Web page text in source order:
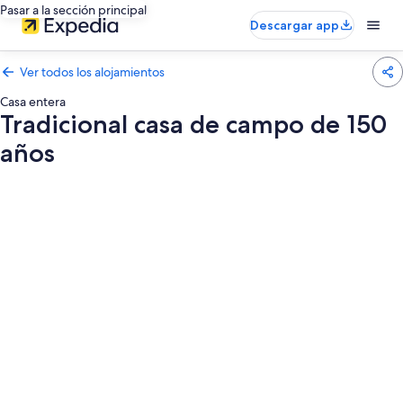
Pasar a la sección principal
Descargar app
Ver todos los alojamientos
Casa entera
Tradicional casa de campo de 150
años